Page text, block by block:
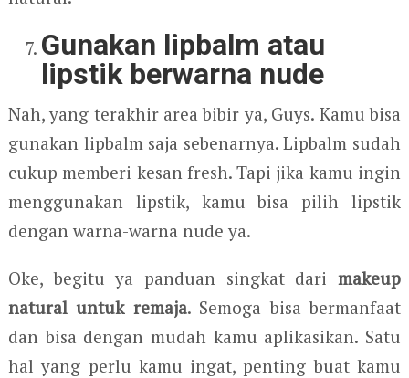
Gunakan lipbalm atau
lipstik berwarna nude
Nah, yang terakhir area bibir ya, Guys. Kamu bisa
gunakan lipbalm saja sebenarnya. Lipbalm sudah
cukup memberi kesan fresh. Tapi jika kamu ingin
menggunakan lipstik, kamu bisa pilih lipstik
dengan warna-warna nude ya.
Oke, begitu ya panduan singkat darimakeup
natural untuk remaja. Semoga bisa bermanfaat
dan bisa dengan mudah kamu aplikasikan. Satu
hal yang perlu kamu ingat, penting buat kamu